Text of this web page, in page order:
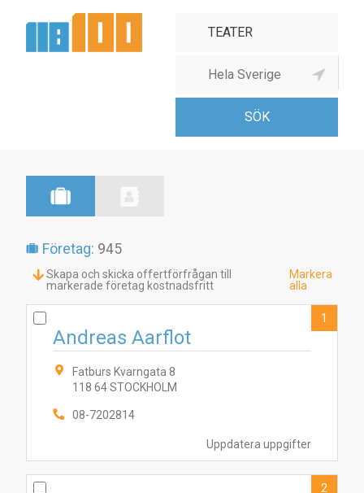
Teater
Företag: 945
Skapa och skicka offertförfrågan till
markerade företag kostnadsfritt
Markera
alla
Uppdatera uppgifter
Andreas Aarflot
Fatburs Kvarngata 8
118 64 STOCKHOLM
08-7202814
1
2